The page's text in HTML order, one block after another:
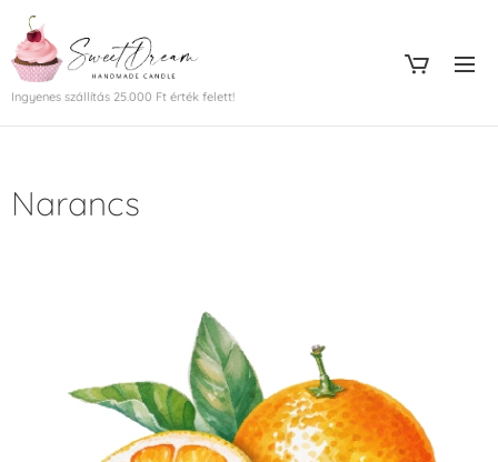
Ingyenes szállítás 25.000 Ft érték felett!
Narancs